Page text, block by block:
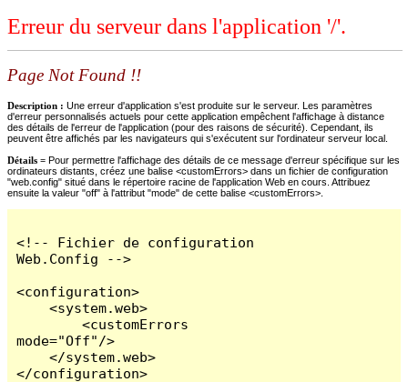
Erreur du serveur dans l'application '/'.
Page Not Found !!
Description : Une erreur d'application s'est produite sur le serveur. Les paramètres
d'erreur personnalisés actuels pour cette application empêchent l'affichage à distance
des détails de l'erreur de l'application (pour des raisons de sécurité). Cependant, ils
peuvent être affichés par les navigateurs qui s'exécutent sur l'ordinateur serveur local.
Détails = Pour permettre l'affichage des détails de ce message d'erreur spécifique sur les
ordinateurs distants, créez une balise <customErrors> dans un fichier de configuration
"web.config" situé dans le répertoire racine de l'application Web en cours. Attribuez
ensuite la valeur "off" à l'attribut "mode" de cette balise <customErrors>.
<!-- Fichier de configuration
Web.Config -->
<configuration>
    <system.web>
        <customErrors
mode="Off"/>
    </system.web>
</configuration>